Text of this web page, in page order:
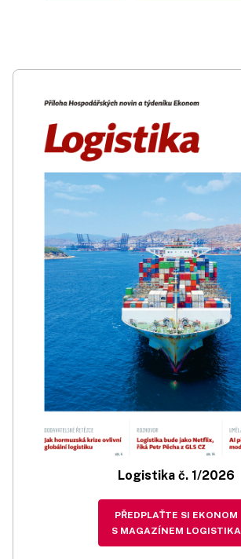
Logistika č. 1/2026
PŘEDPLAŤTE SI EKONOM
S MAGAZÍNEM LOGISTIKA